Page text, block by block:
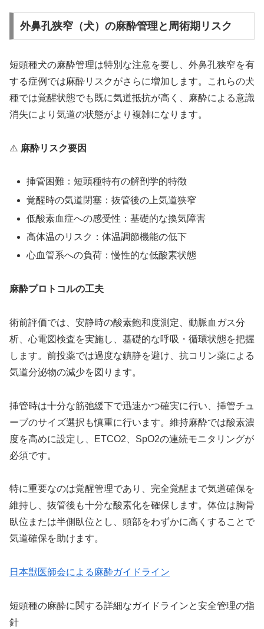
外鼻孔狭窄（犬）の麻酔管理と周術期リスク
短頭種犬の麻酔管理は特別な注意を要し、外鼻孔狭窄を有
する症例では麻酔リスクがさらに増加します。これらの犬
種では覚醒状態でも既に気道抵抗が高く、麻酔による意識
消失により気道の状態がより複雑になります。
⚠️ 麻酔リスク要因
挿管困難：短頭種特有の解剖学的特徴
覚醒時の気道閉塞：抜管後の上気道狭窄
低酸素血症への感受性：基礎的な換気障害
高体温のリスク：体温調節機能の低下
心血管系への負荷：慢性的な低酸素状態
麻酔プロトコルの工夫
術前評価では、安静時の酸素飽和度測定、動脈血ガス分
析、心電図検査を実施し、基礎的な呼吸・循環状態を把握
します。前投薬では過度な鎮静を避け、抗コリン薬による
気道分泌物の減少を図ります。
挿管時は十分な筋弛緩下で迅速かつ確実に行い、挿管チュ
ーブのサイズ選択も慎重に行います。維持麻酔では酸素濃
度を高めに設定し、ETCO2、SpO2の連続モニタリングが
必須です。
特に重要なのは覚醒管理であり、完全覚醒まで気道確保を
維持し、抜管後も十分な酸素化を確保します。体位は胸骨
臥位または半側臥位とし、頭部をわずかに高くすることで
気道確保を助けます。
日本獣医師会による麻酔ガイドライン
短頭種の麻酔に関する詳細なガイドラインと安全管理の指
針